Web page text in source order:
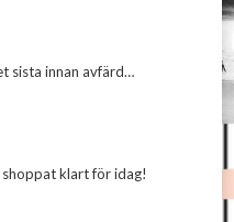
sista innan avfärd…
klart för idag!